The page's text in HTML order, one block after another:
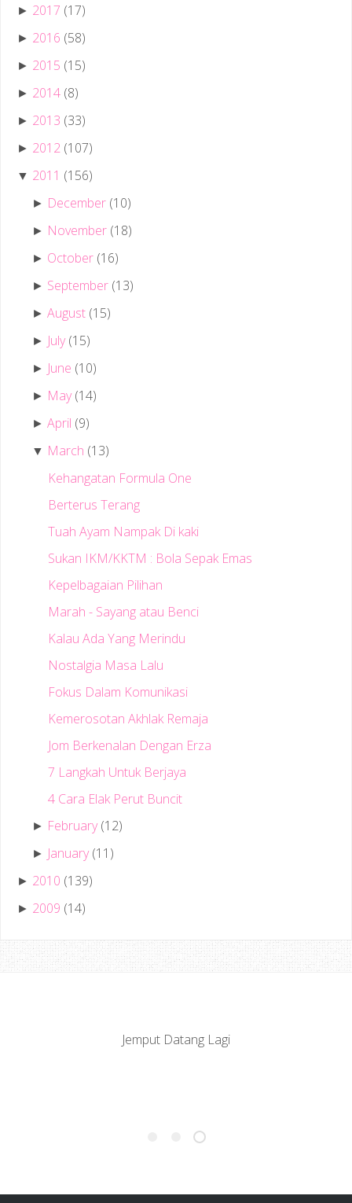
► 2017 (17)
► 2016 (58)
► 2015 (15)
► 2014 (8)
► 2013 (33)
► 2012 (107)
▼ 2011 (156)
► December (10)
► November (18)
► October (16)
► September (13)
►August (15)
► July (15)
► June (10)
► May (14)
►April (9)
▼ March (13)
Kehangatan Formula One
Berterus Terang
Tuah Ayam Nampak Di kaki
Sukan IKM/KKTM : Bola Sepak Emas
Kepelbagaian Pilihan
Marah - Sayang atau Benci
Kalau Ada Yang Merindu
Nostalgia Masa Lalu
Fokus Dalam Komunikasi
Kemerosotan Akhlak Remaja
Jom Berkenalan Dengan Erza
7 Langkah Untuk Berjaya
4 Cara Elak Perut Buncit
► February (12)
► January (11)
► 2010 (139)
► 2009 (14)
Jemput Datang Lagi